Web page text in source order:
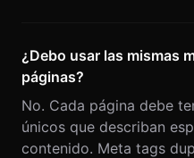
¿Debo usar las mismas
páginas?
No. Cada página debe
únicos que describan
contenido. Meta tags